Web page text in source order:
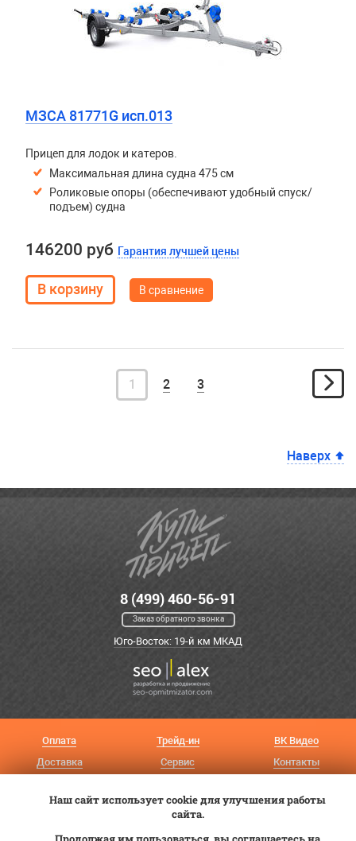
МЗСА 81771G исп.013
Прицеп для лодок и катеров.
Максимальная длина судна 475 см
Роликовые опоры (обеспечивают удобный спуск/
подъем) судна
146200 руб Гарантия лучшей цены
В сравнение
1 2 3
Наверх
8 (499) 460-56-91
Заказ обратного звонка
Юго-Восток: 19-й км МКАД
Оплата
Доставка
Трейд-ин
Сервис
ВК Видео
Контакты
ООО «Авангард»
Наш сайт использует cookie для улучшения работы
сайта.